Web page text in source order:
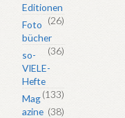
Editionen
(26)
Foto
bücher
(36)
so-
VIELE-
Hefte
(133)
Mag
azine (38)